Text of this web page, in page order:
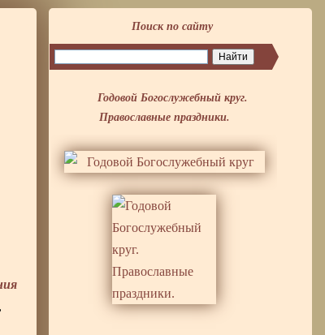
,
Поиск по сайту
Годовой Богослужебный круг.
Православные праздники.